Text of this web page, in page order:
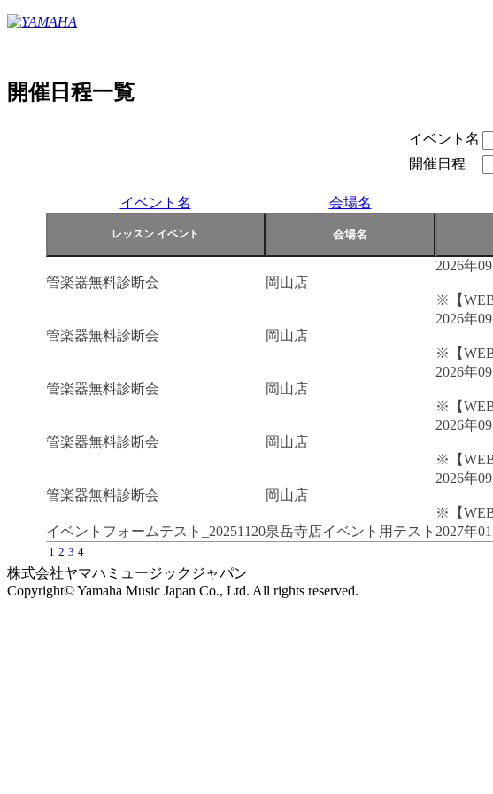
開催日程一覧
イベント名
開催日程
イベント名 会場名
管楽器無料診断会 岡山店
2026年
※【
管楽器無料診断会 岡山店
2026年
※【
管楽器無料診断会 岡山店
2026年
※【
管楽器無料診断会 岡山店
2026年
※【
管楽器無料診断会 岡山店
2026年
※【
イベントフォームテスト_20251120泉岳寺店イベント用テスト 2027年
1 2 3 4
株式会社ヤマハミュージックジャパン
Copyright© Yamaha Music Japan Co., Ltd. All rights reserved.